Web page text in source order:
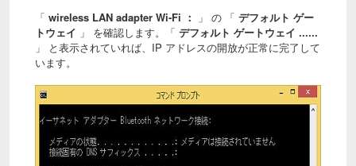
「 wireless LAN adapter Wi-Fi ： 」 の 「 デフォルト ゲー
トウェイ 」 を確認します。「 デフォルト ゲートウェイ ......
」 と表示されていれば、IP アドレスの開放が正常に完了して
います。